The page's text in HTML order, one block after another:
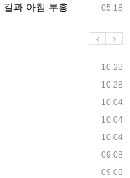
05.18
과 아침 부흥
10.28
10.28
10.04
10.04
10.04
09.08
09.08